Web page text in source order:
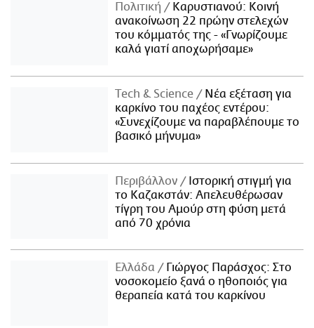
Πολιτική
Καρυστιανού: Κοινή
ανακοίνωση 22 πρώην στελεχών
του κόμματός της - «Γνωρίζουμε
καλά γιατί αποχωρήσαμε»
Τech & Science
Νέα εξέταση για
καρκίνο του παχέος εντέρου:
«Συνεχίζουμε να παραβλέπουμε το
βασικό μήνυμα»
Περιβάλλον
Ιστορική στιγμή για
το Καζακστάν: Απελευθέρωσαν
τίγρη του Αμούρ στη φύση μετά
από 70 χρόνια
Ελλάδα
Γιώργος Παράσχος: Στο
νοσοκομείο ξανά ο ηθοποιός για
θεραπεία κατά του καρκίνου